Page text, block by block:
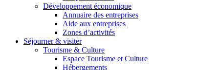
Développement économique
Annuaire des entreprises
Aide aux entreprises
Zones d’activités
Séjourner & visiter
Tourisme & Culture
Espace Tourisme et Culture
Hébergements